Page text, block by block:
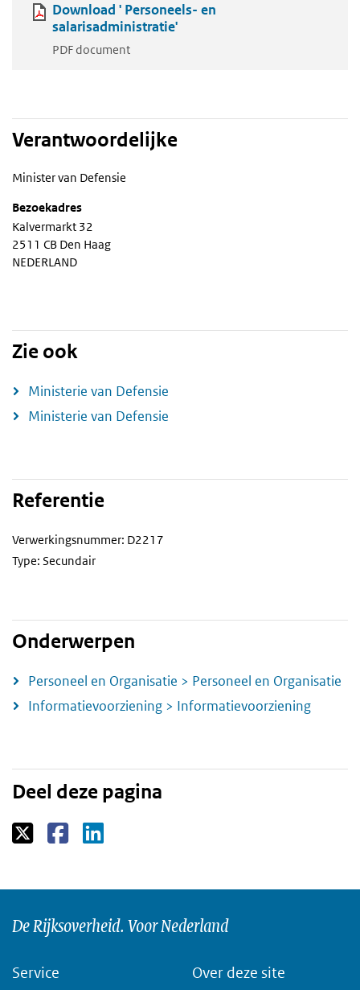
Download ' Personeels- en
salarisadministratie'
PDF document
Verantwoordelijke
Minister van Defensie
Bezoekadres
Kalvermarkt 32
2511 CB Den Haag
NEDERLAND
Zie ook
Ministerie van Defensie
Ministerie van Defensie
Referentie
Verwerkingsnummer: D2217
Type: Secundair
Onderwerpen
Personeel en Organisatie > Personeel en Organisatie
Informatievoorziening > Informatievoorziening
Deel deze pagina
De Rijksoverheid. Voor Nederland
Service Over deze site